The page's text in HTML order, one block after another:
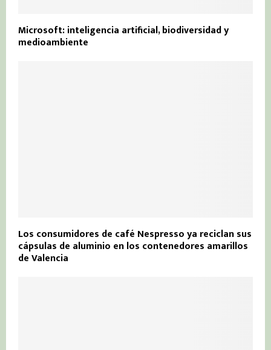
Microsoft: inteligencia artificial, biodiversidad y
medioambiente
Los consumidores de café Nespresso ya reciclan sus
cápsulas de aluminio en los contenedores amarillos
de Valencia